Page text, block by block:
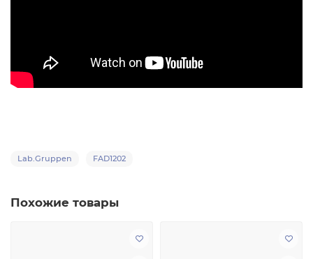
Lab.Gruppen FAD1202
Похожие товары